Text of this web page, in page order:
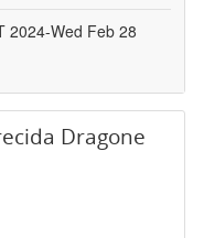
2024-Wed Feb 28
Dragone